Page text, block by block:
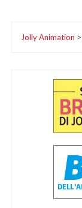
Jolly Animation >